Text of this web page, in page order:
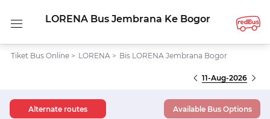
LORENA Bus Jembrana Ke Bogor
Tiket Bus Online > LORENA > Bis LORENA Jembrana Bogor
11-Aug-2026
Alternate routes Available Bus Options